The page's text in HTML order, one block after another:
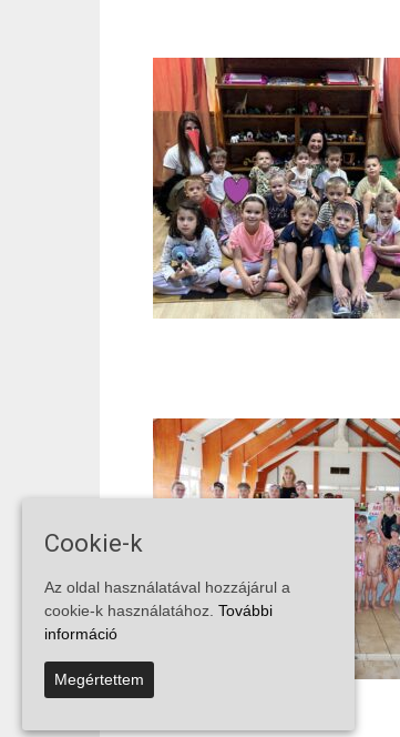
Cookie-k
Az oldal használatával hozzájárul a
cookie-k használatához. További
információ
Megértettem